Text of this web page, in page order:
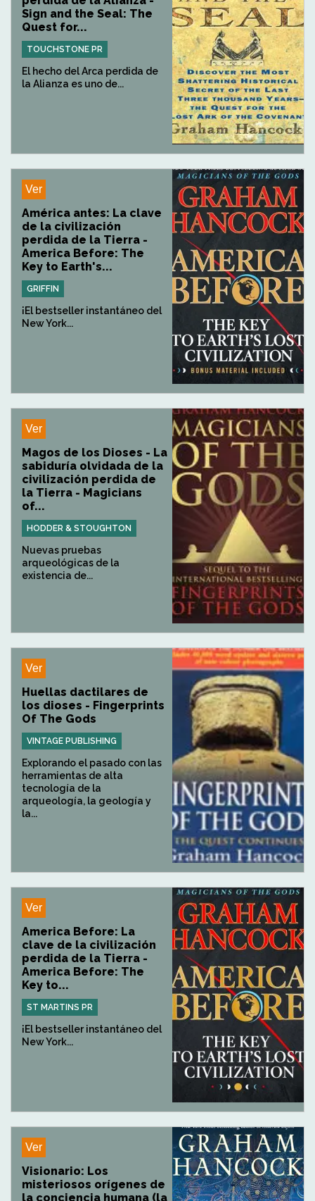
Sign and the Seal: The
Quest for...
TOUCHSTONE PR
El hecho del Arca perdida de
la Alianza es uno de...
Ver
América antes: La clave
de la civilización
perdida de la Tierra -
America Before: The
Key to Earth's...
GRIFFIN
¡El bestseller instantáneo del
New York...
Ver
Magos de los Dioses - La
sabiduría olvidada de la
civilización perdida de
la Tierra - Magicians
of...
HODDER & STOUGHTON
Nuevas pruebas
arqueológicas de la
existencia de...
Ver
Huellas dactilares de
los dioses - Fingerprints
Of The Gods
VINTAGE PUBLISHING
Explorando el pasado con las
herramientas de alta
tecnología de la
arqueología, la geología y
la...
Ver
America Before: La
clave de la civilización
perdida de la Tierra -
America Before: The
Key to...
ST MARTINS PR
¡El bestseller instantáneo del
New York...
Ver
Visionario: Los
misteriosos orígenes de
la conciencia humana (la